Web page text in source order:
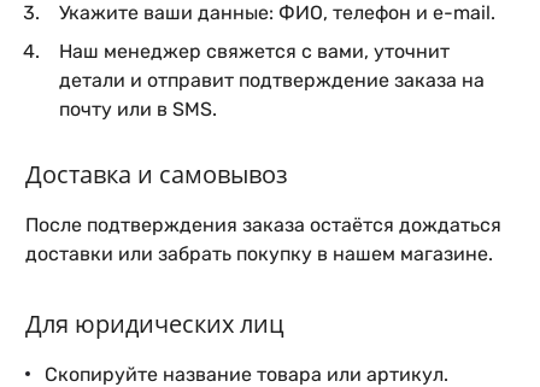
Укажите ваши данные: ФИО, телефон и e-mail.
Наш менеджер свяжется с вами, уточнит
детали и отправит подтверждение заказа на
почту или в SMS.
Доставка и самовывоз
После подтверждения заказа остаётся дождаться
доставки или забрать покупку в нашем магазине.
Для юридических лиц
Скопируйте название товара или артикул.